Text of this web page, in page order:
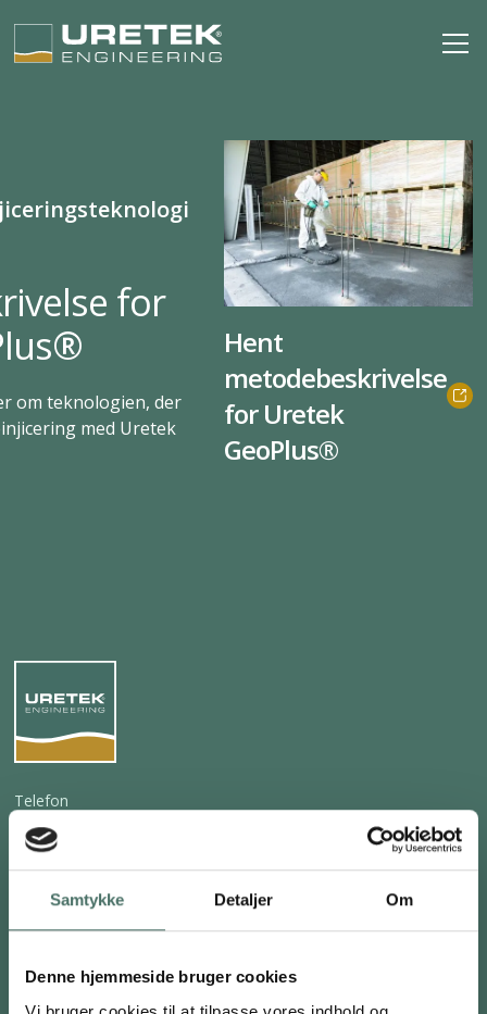
Samtykke Detaljer Om
Denne hjemmeside bruger cookies
for
om teknologien, der
med Uretek
Hent
metodebeskrivelse
for Uretek
GeoPlus®
Telefon
+45 7020 3301
info@uretek.dk
Tværvejen 6, 5580 Nørre Aaby